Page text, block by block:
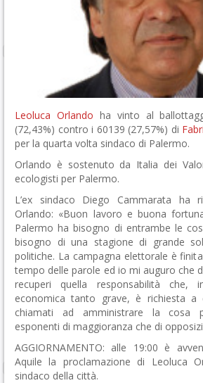
Leoluca Orlando ha vinto al
(72,43%) contro i 60139 (27,57%) di
per la quarta volta sindaco di Palermo.
Orlando è sostenuto da Italia dei
ecologisti per Palermo.
L’ex sindaco Diego Cammarata ha
Orlando: «Buon lavoro e buona
Palermo ha bisogno di entrambe le
bisogno di una stagione di grande
politiche. La campagna elettorale è
tempo delle parole ed io mi auguro che
recuperi quella responsabilità
economica tanto grave, è richiesta a
chiamati ad amministrare la cosa
esponenti di maggioranza che di
AGGIORNAMENTO: alle 19:00 è
Aquile la proclamazione di Leoluca
sindaco della città.